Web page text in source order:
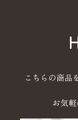
こちらの商品
お気